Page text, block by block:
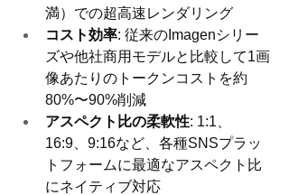
満）での超高速レンダリング
コスト効率: 従来のImagenシリー
ズや他社商用モデルと比較して1画
像あたりのトークンコストを約
80%〜90%削減
アスペクト比の柔軟性: 1:1、
16:9、9:16など、各種SNSプラッ
トフォームに最適なアスペクト比
にネイティブ対応